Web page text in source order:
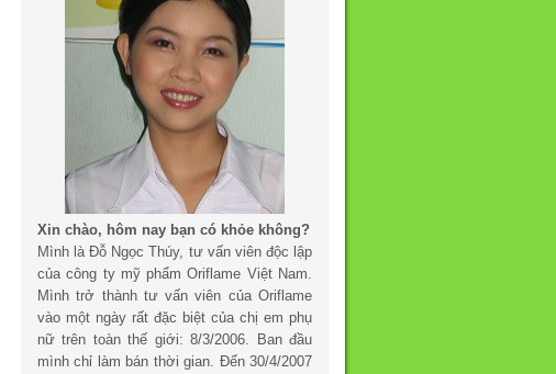
Xin chào, hôm nay bạn có khỏe không?
Mình là Đỗ Ngọc Thúy, tư vấn viên độc lập
của công ty mỹ phẩm Oriflame Việt Nam.
Mình trở thành tư vấn viên của Oriflame
vào một ngày rất đặc biệt của chị em phụ
nữ trên toàn thế giới: 8/3/2006. Ban đầu
mình chỉ làm bán thời gian. Đến 30/4/2007